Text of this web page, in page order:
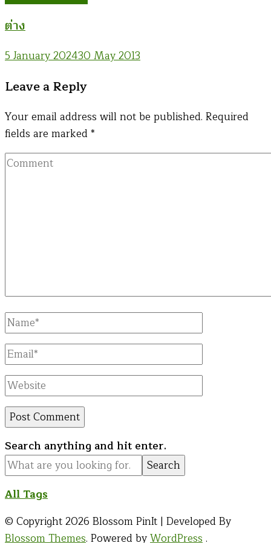
ต่าง
5 January 202430 May 2013
Leave a Reply
Your email address will not be published. Required
fields are marked *
Comment
Full
Name
Email
Website
Looking
for
Something?
Search anything and hit enter.
All Tags
© Copyright 2026 Blossom PinIt | Developed By
Blossom Themes. Powered byWordPress.